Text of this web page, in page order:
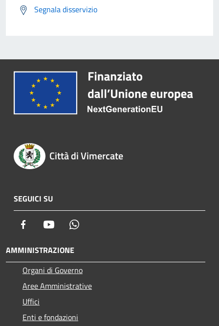
Segnala disservizio
Città di Vimercate
SEGUICI SU
Facebook Youtube
AMMINISTRAZIONE
Organi di Governo
Aree Amministrative
Uffici
Enti e fondazioni